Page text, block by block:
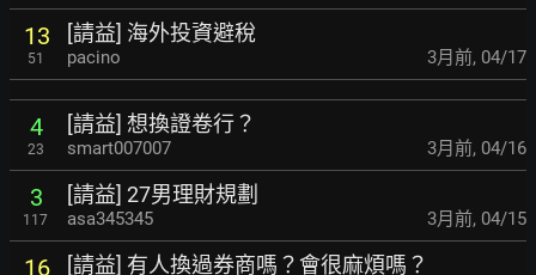
13
51
[請益] 海外投資避稅
pacino 3月前, 04/17
4
23
[請益] 想換證卷行？
smart007007 3月前, 04/16
3
117
[請益] 27男理財規劃
asa345345 3月前, 04/15
16 [請益] 有人換過券商嗎？會很麻煩嗎？